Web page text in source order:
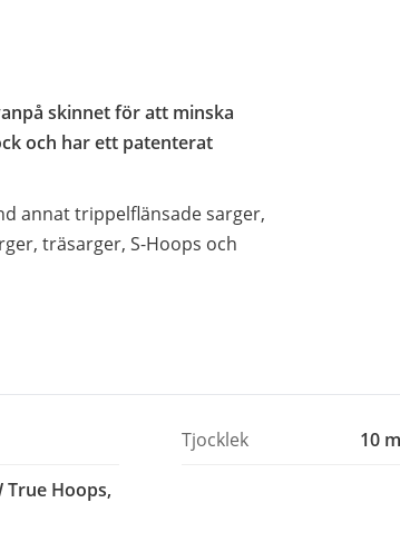
skinnet för att minska
och har ett patenterat
annat trippelflänsade sarger,
träsarger, S-Hoops och
Tjocklek 10
True Hoops,